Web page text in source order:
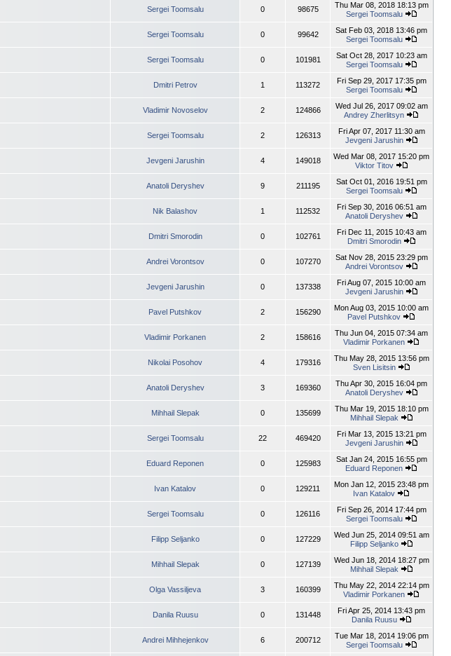
Sergei Toomsalu 0 98675
Thu Mar 08, 2018 18:13 pm
Sergei Toomsalu
Sergei Toomsalu 0 99642
Sat Feb 03, 2018 13:46 pm
Sergei Toomsalu
Sergei Toomsalu 0 101981
Sat Oct 28, 2017 10:23 am
Sergei Toomsalu
Dmitri Petrov 1 113272
Fri Sep 29, 2017 17:35 pm
Sergei Toomsalu
Vladimir Novoselov 2 124866
Wed Jul 26, 2017 09:02 am
Andrey Zherlitsyn
Sergei Toomsalu 2 126313
Fri Apr 07, 2017 11:30 am
Jevgeni Jarushin
Jevgeni Jarushin 4 149018
Wed Mar 08, 2017 15:20 pm
Viktor Titov
Anatoli Deryshev 9 211195
Sat Oct 01, 2016 19:51 pm
Sergei Toomsalu
Nik Balashov 1 112532
Fri Sep 30, 2016 06:51 am
Anatoli Deryshev
Dmitri Smorodin 0 102761
Fri Dec 11, 2015 10:43 am
Dmitri Smorodin
Andrei Vorontsov 0 107270
Sat Nov 28, 2015 23:29 pm
Andrei Vorontsov
Jevgeni Jarushin 0 137338
Fri Aug 07, 2015 10:00 am
Jevgeni Jarushin
Pavel Putshkov 2 156290
Mon Aug 03, 2015 10:00 am
Pavel Putshkov
Vladimir Porkanen 2 158616
Thu Jun 04, 2015 07:34 am
Vladimir Porkanen
Nikolai Posohov 4 179316
Thu May 28, 2015 13:56 pm
Sven Lisitsin
Anatoli Deryshev 3 169360
Thu Apr 30, 2015 16:04 pm
Anatoli Deryshev
Mihhail Slepak 0 135699
Thu Mar 19, 2015 18:10 pm
Mihhail Slepak
Sergei Toomsalu 22 469420
Fri Mar 13, 2015 13:21 pm
Jevgeni Jarushin
Eduard Reponen 0 125983
Sat Jan 24, 2015 16:55 pm
Eduard Reponen
Ivan Katalov 0 129211
Mon Jan 12, 2015 23:48 pm
Ivan Katalov
Sergei Toomsalu 0 126116
Fri Sep 26, 2014 17:44 pm
Sergei Toomsalu
Filipp Seljanko 0 127229
Wed Jun 25, 2014 09:51 am
Filipp Seljanko
Mihhail Slepak 0 127139
Wed Jun 18, 2014 18:27 pm
Mihhail Slepak
Olga Vassiljeva 3 160399
Thu May 22, 2014 22:14 pm
Vladimir Porkanen
Danila Ruusu 0 131448
Fri Apr 25, 2014 13:43 pm
Danila Ruusu
Andrei Mihhejenkov 6 200712
Tue Mar 18, 2014 19:06 pm
Sergei Toomsalu